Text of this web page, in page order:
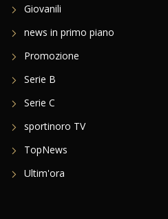
Giovanili
news in primo piano
Promozione
Serie B
Serie C
sportinoro TV
TopNews
Ultim'ora